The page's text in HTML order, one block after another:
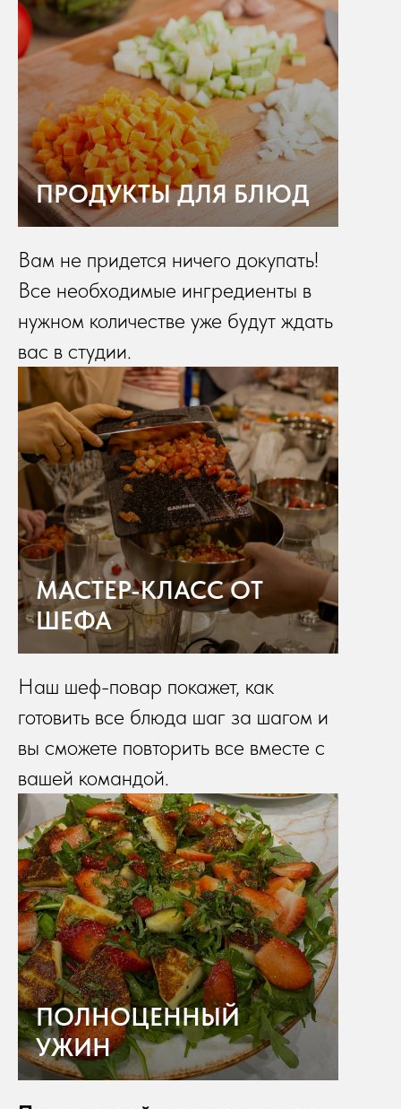
ПРОДУКТЫ ДЛЯ БЛЮД
Вам не придется ничего докупать!
Все необходимые ингредиенты в
нужном количестве уже будут ждать
вас в студии.
МАСТЕР-КЛАСС ОТ
ШЕФА
Наш шеф-повар покажет, как
готовить все блюда шаг за шагом и
вы сможете повторить все вместе с
вашей командой.
ПОЛНОЦЕННЫЙ
УЖИН